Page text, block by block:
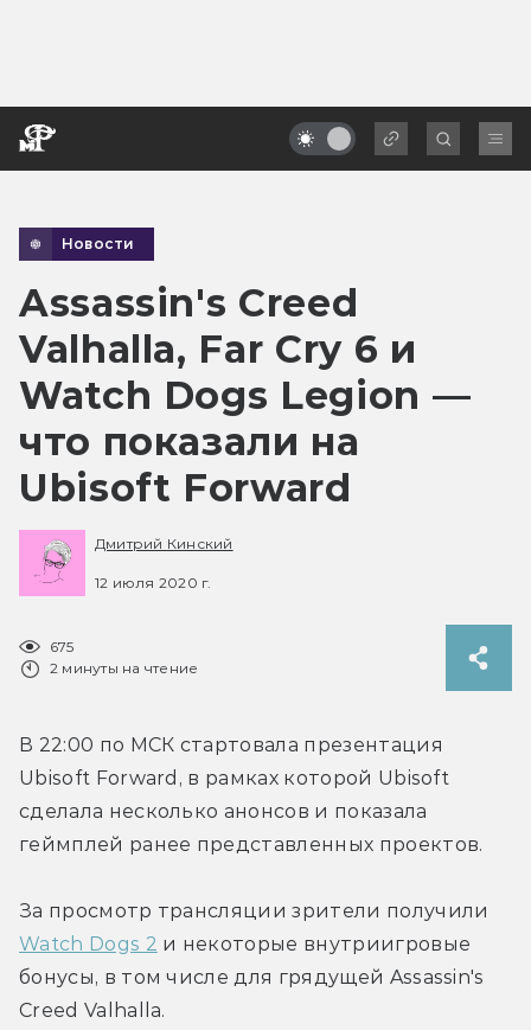
Новости
Assassin's Creed
Valhalla, Far Cry 6 и
Watch Dogs Legion —
что показали на
Ubisoft Forward
Дмитрий Кинский
12 июля 2020 г.
675
2 минуты на чтение
В 22:00 по МСК стартовала презентация
Ubisoft Forward, в рамках которой Ubisoft
сделала несколько анонсов и показала
геймплей ранее представленных проектов.
Watch Dogs 2 и некоторые внутриигровые
бонусы, в том числе для грядущей Assassin's
Creed Valhalla.